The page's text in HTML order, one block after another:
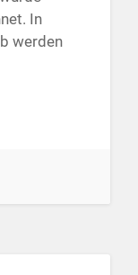
In
werden